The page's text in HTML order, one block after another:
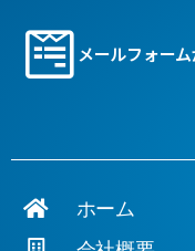
メールフォー
ホーム